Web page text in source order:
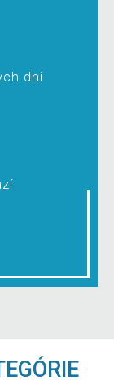
dní